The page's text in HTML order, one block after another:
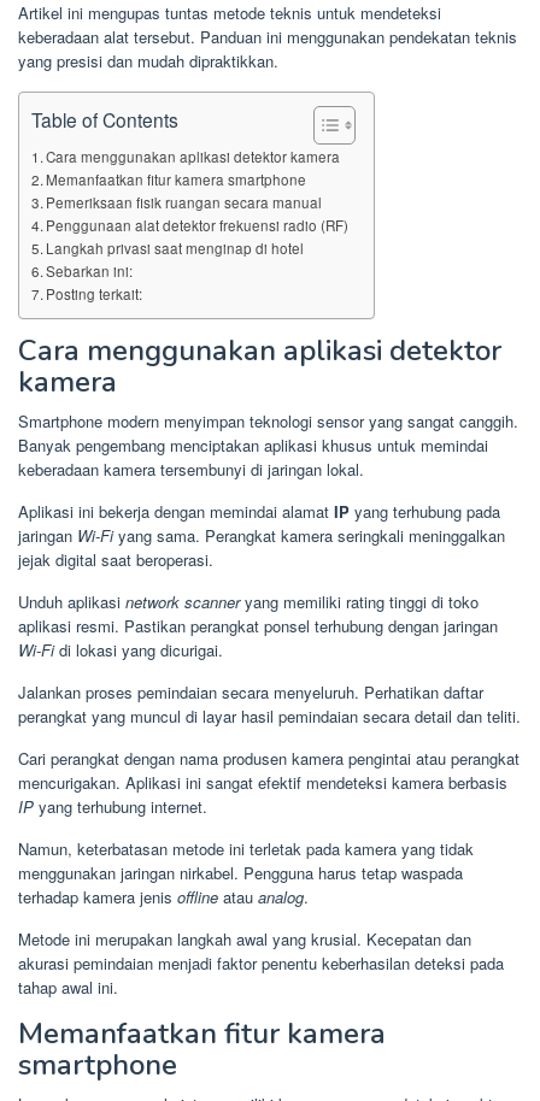
Artikel ini mengupas tuntas metode teknis untuk mendeteksi
keberadaan alat tersebut. Panduan ini menggunakan pendekatan teknis
yang presisi dan mudah dipraktikkan.
Table of Contents
Cara menggunakan aplikasi detektor kamera
Memanfaatkan fitur kamera smartphone
Pemeriksaan fisik ruangan secara manual
Penggunaan alat detektor frekuensi radio (RF)
Langkah privasi saat menginap di hotel
Sebarkan ini:
Posting terkait:
Cara menggunakan aplikasi detektor
kamera
Smartphone modern menyimpan teknologi sensor yang sangat canggih.
Banyak pengembang menciptakan aplikasi khusus untuk memindai
keberadaan kamera tersembunyi di jaringan lokal.
Aplikasi ini bekerja dengan memindai alamat IP yang terhubung pada
jaringan Wi-Fiyang sama. Perangkat kamera seringkali meninggalkan
jejak digital saat beroperasi.
Unduh aplikasi network scanneryang memiliki rating tinggi di toko
aplikasi resmi. Pastikan perangkat ponsel terhubung dengan jaringan
Wi-Fidi lokasi yang dicurigai.
Jalankan proses pemindaian secara menyeluruh. Perhatikan daftar
perangkat yang muncul di layar hasil pemindaian secara detail dan teliti.
Cari perangkat dengan nama produsen kamera pengintai atau perangkat
mencurigakan. Aplikasi ini sangat efektif mendeteksi kamera berbasis
IP yang terhubung internet.
Namun, keterbatasan metode ini terletak pada kamera yang tidak
menggunakan jaringan nirkabel. Pengguna harus tetap waspada
terhadap kamera jenis offline atau analog.
Metode ini merupakan langkah awal yang krusial. Kecepatan dan
akurasi pemindaian menjadi faktor penentu keberhasilan deteksi pada
tahap awal ini.
Memanfaatkan fitur kamera
smartphone